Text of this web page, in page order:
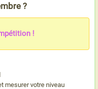
?
!
mesurer votre niveau